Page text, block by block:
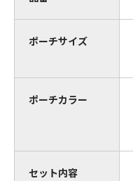
ポーチサイズ
ポーチカラー
セット内容